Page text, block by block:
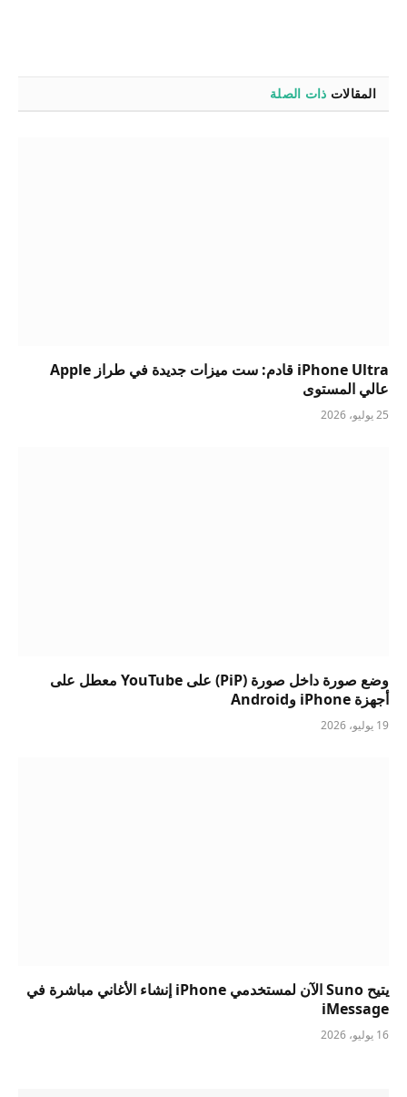
المقالات ذات الصلة
iPhone Ultra قادم: ست ميزات جديدة في طراز Apple
عالي المستوى
25 يوليو، 2026
وضع صورة داخل صورة (PiP) على YouTube معطل على
أجهزة iPhone وAndroid
19 يوليو، 2026
يتيح Suno الآن لمستخدمي iPhone إنشاء الأغاني مباشرة في
iMessage
16 يوليو، 2026